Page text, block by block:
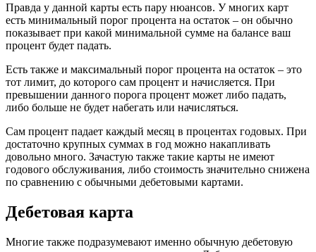
Правда у данной карты есть пару нюансов. У многих карт
есть минимальный порог процента на остаток – он обычно
показывает при какой минимальной сумме на балансе ваш
процент будет падать.
Есть также и максимальный порог процента на остаток – это
тот лимит, до которого сам процент и начисляется. При
превышении данного порога процент может либо падать,
либо больше не будет набегать или начисляться.
Сам процент падает каждый месяц в процентах годовых. При
достаточно крупных суммах в год можно накапливать
довольно много. Зачастую также такие карты не имеют
годового обслуживания, либо стоимость значительно снижена
по сравнению с обычными дебетовыми картами.
Дебетовая карта
Многие также подразумевают именно обычную дебетовую